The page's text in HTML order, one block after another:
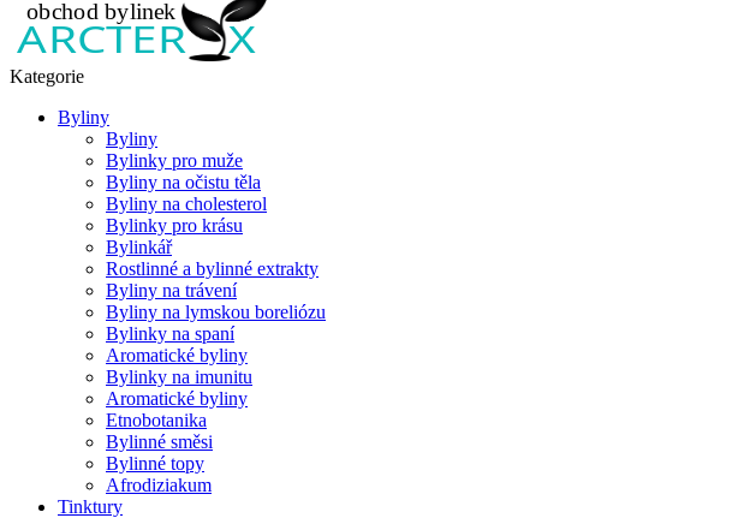
Kategorie
Byliny
Byliny
Bylinky pro muže
Byliny na očistu těla
Byliny na cholesterol
Bylinky pro krásu
Bylinkář
Rostlinné a bylinné extrakty
Byliny na trávení
Byliny na lymskou boreliózu
Bylinky na spaní
Aromatické byliny
Bylinky na imunitu
Aromatické byliny
Etnobotanika
Bylinné směsi
Bylinné topy
Afrodiziakum
Tinktury